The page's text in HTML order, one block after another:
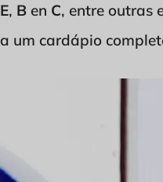
, B en C, entre outras
um cardápio